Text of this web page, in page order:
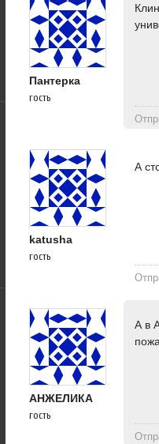
Пантерка
гость
katusha
гость
А
АНЖЕЛИКА
гость
А в